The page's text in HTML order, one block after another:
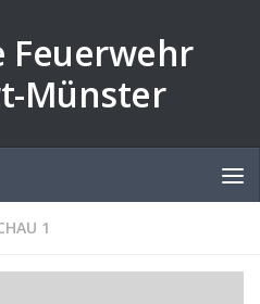
Feuerwehr
Münster
1